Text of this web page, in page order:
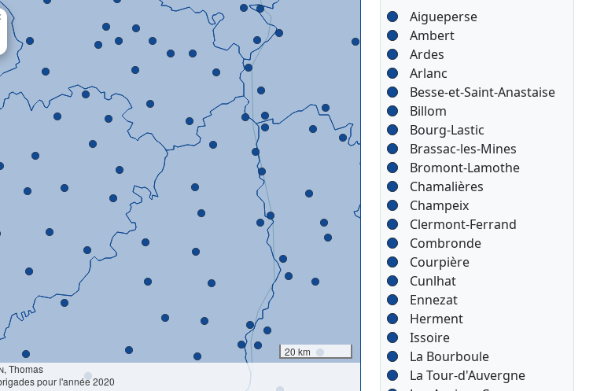
20 km
, Thomas
pour l'année 2020
Aigueperse
Ambert
Ardes
Arlanc
Besse-et-Saint-Anastaise
Billom
Bourg-Lastic
Brassac-les-Mines
Bromont-Lamothe
Chamalières
Champeix
Clermont-Ferrand
Combronde
Courpière
Cunlhat
Ennezat
Herment
Issoire
La Bourboule
La Tour-d'Auvergne